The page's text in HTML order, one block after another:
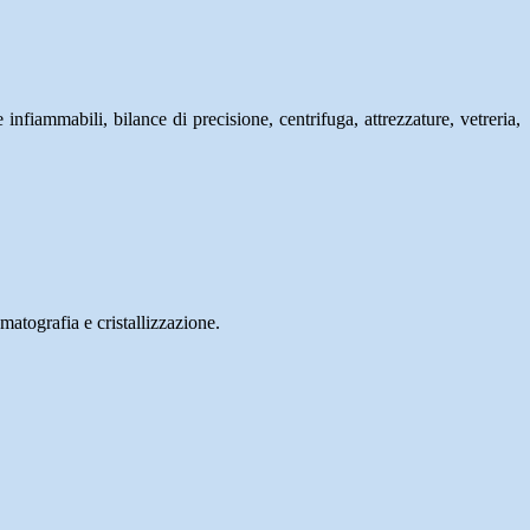
bilance di precisione, centrifuga, attrezzature, vetreria,
e cristallizzazione.